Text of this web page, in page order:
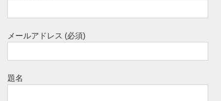
メールアドレス (必須)
題名